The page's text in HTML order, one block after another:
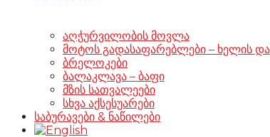
აღჭურვილობის მოვლა
მოტოს გადასაფარებლები – ხელის
ბრელოკები
ბალაკლავა – ბაფი
მზის სათვალეები
სხვა აქსესუარები
საბურავები & ნაწილები